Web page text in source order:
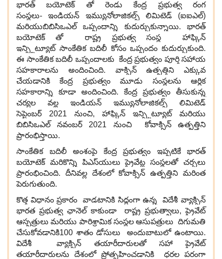
భారత్ బయోటెక్ తో రెండు కేంద్ర ప్రభుత్వ రంగ
సంస్థలు- ఇండియన్ ఇమ్యునోలాజికల్స్ లిమిటెడ్ (ఐఐఎల్)
మరియుబిబిసిఒఎల్ ఒప్పందాన్ని కుదుర్చుకున్నాయి. భారత్
బయోటెక్ తో రాష్ట్ర ప్రభుత్వ సంస్థ హాఫ్కిన్
ఇన్స్టిట్యూట్ సాంకేతిక బదిలీ కోసం ఒప్పందం కుదుర్చుకుంది.
ఈ సాంకేతిక బదిలీ ఒప్పందాలకు కేంద్ర ప్రభుత్వం పూర్తి సహాయ
సహకారాలను అందించింది. వాక్సిన్ ఉత్పత్తిని ఎక్కువ
చేయడానికి కేంద్ర ప్రభుత్వం మూడు సంస్థలను ఆర్ధిక
సహకారాన్ని కూడా అందించింది. కేంద్ర ప్రభుత్వం తీసుకున్న
చర్యల వల్ల ఇండియన్ ఇమ్యునోలాజికల్స్ లిమిటెడ్
సెప్టెంబర్ 2021 నుంచి, హాఫ్కిన్ ఇన్స్టిట్యూట్ మరియు
బిబిసిఒఎల్ నవంబర్ 2021 నుంచి కోవాక్సిన్ ఉత్పత్తిని
ప్రారంభిస్తాయి.
సాంకేతిక బదిలీ అంశంపై కేంద్ర ప్రభుత్వం ఇప్పటికే భారత్
బయోటెక్ మరికొన్ని పిఎస్‌యులు ప్రైవేట్ల సంస్థలతో చర్చలు
ప్రారంభించింది. దీనివల్ల దేశంలో కోవాక్సిన్ ఉత్పత్తిని మరింత
పెరుగుతుంది.
కొత్త విధానం ప్రకారం వాడటానికి సిద్ధంగా ఉన్న విదేశీ వ్యాక్సిన్
భారత ప్రభుత్వ ఛానెల్ కాకుండా రాష్ట్ర ప్రభుత్వాలు, ప్రైవేట్
ఆస్పత్రులు మరియు పారిశ్రామిక సంస్థల ఆసుపత్రులు దిగుమతి
చేసుకోవడానికి100 శాతం డోసులు అందుబాటులో ఉంటాయి.
విదేశీ వ్యాక్సిన్ తయారీదారులతో సహా ప్రైవేట్
తయారీదారులను దేశంలో ప్రోత్సహించడానికి ధరల పరంగా